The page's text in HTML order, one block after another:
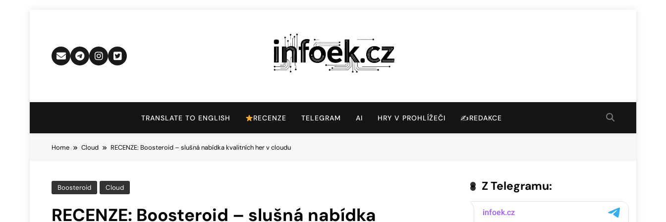
Infoek.cz
TRANSLATE TO ENGLISH RECENZE TELEGRAM AI HRY V PROHLÍŽEČI ✍️REDAKCE
Home Cloud RECENZE: Boosteroid – slušná nabídka kvalitních her v cloudu
Boosteroid Cloud
RECENZE: Boosteroid – slušná nabídka
Z Telegramu: